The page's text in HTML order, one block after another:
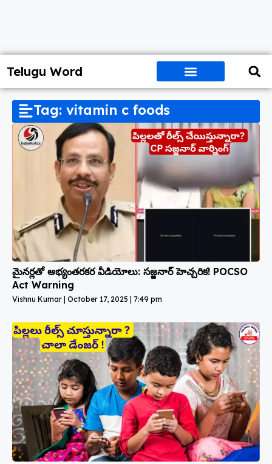
Telugu Word
Tag: vitamin c foods
మైనర్లతో అభ్యంతరకర వీడియోలు: సజ్జనార్ హెచ్చరిక! POCSO
Act Warning
Vishnu Kumar October 17, 2025 7:49 pm